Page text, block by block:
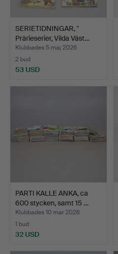
SERIETIDNINGAR, "
Prärieserier, Vilda Väst…
Klubbades 5 maj 2026
2 bud
53 USD
PARTI KALLE ANKA, ca
600 stycken, samt 15 …
Klubbades 10 mar 2026
1 bud
32 USD